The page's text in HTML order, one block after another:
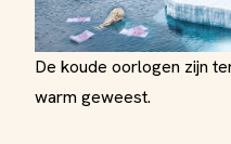
De koude oorlogen zijn
warm geweest.